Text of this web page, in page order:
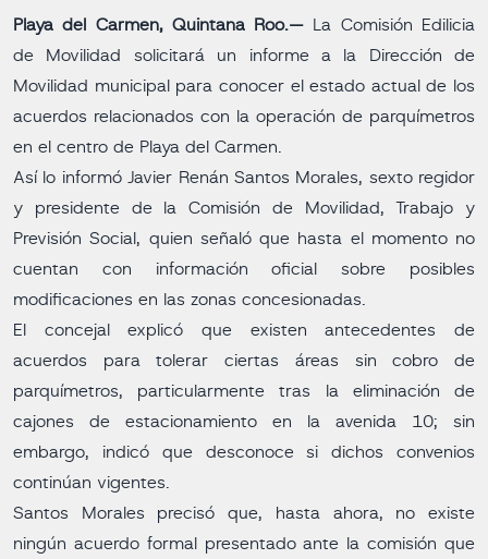
Playa del Carmen, Quintana Roo.—
La Comisión Edilicia
de Movilidad solicitará un informe a la Dirección de
Movilidad municipal para conocer el estado actual de los
acuerdos relacionados con la operación de parquímetros
en el centro de Playa del Carmen.
Así lo informó Javier Renán Santos Morales, sexto regidor
y presidente de la Comisión de Movilidad, Trabajo y
Previsión Social, quien señaló que hasta el momento no
cuentan con información oficial sobre posibles
modificaciones en las zonas concesionadas.
El concejal explicó que existen antecedentes de
acuerdos para tolerar ciertas áreas sin cobro de
parquímetros, particularmente tras la eliminación de
cajones de estacionamiento en la avenida 10; sin
embargo, indicó que desconoce si dichos convenios
continúan vigentes.
Santos Morales precisó que, hasta ahora, no existe
ningún acuerdo formal presentado ante la comisión que